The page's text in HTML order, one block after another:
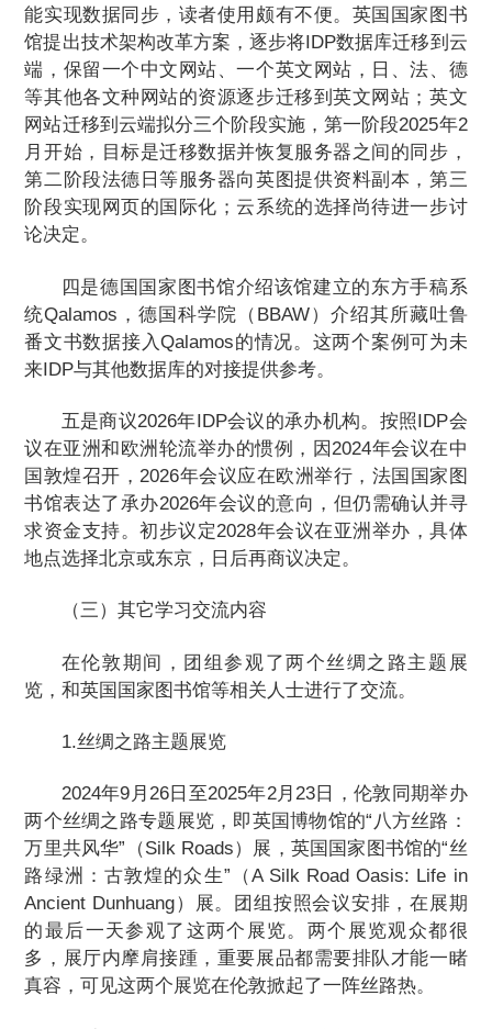
能实现数据同步，读者使用颇有不便。英国国家图书
馆提出技术架构改革方案，逐步将IDP数据库迁移到云
端，保留一个中文网站、一个英文网站，日、法、德
等其他各文种网站的资源逐步迁移到英文网站；英文
网站迁移到云端拟分三个阶段实施，第一阶段2025年2
月开始，目标是迁移数据并恢复服务器之间的同步，
第二阶段法德日等服务器向英图提供资料副本，第三
阶段实现网页的国际化；云系统的选择尚待进一步讨
论决定。
四是德国国家图书馆介绍该馆建立的东方手稿系
统Qalamos，德国科学院（BBAW）介绍其所藏吐鲁
番文书数据接入Qalamos的情况。这两个案例可为未
来IDP与其他数据库的对接提供参考。
五是商议2026年IDP会议的承办机构。按照IDP会
议在亚洲和欧洲轮流举办的惯例，因2024年会议在中
国敦煌召开，2026年会议应在欧洲举行，法国国家图
书馆表达了承办2026年会议的意向，但仍需确认并寻
求资金支持。初步议定2028年会议在亚洲举办，具体
地点选择北京或东京，日后再商议决定。
（三）其它学习交流内容
在伦敦期间，团组参观了两个丝绸之路主题展
览，和英国国家图书馆等相关人士进行了交流。
1.丝绸之路主题展览
2024年9月26日至2025年2月23日，伦敦同期举办
两个丝绸之路专题展览，即英国博物馆的“八方丝路：
万里共风华”（Silk Roads）展，英国国家图书馆的“丝
路绿洲：古敦煌的众生”（A Silk Road Oasis: Life in
Ancient Dunhuang）展。团组按照会议安排，在展期
的最后一天参观了这两个展览。两个展览观众都很
多，展厅内摩肩接踵，重要展品都需要排队才能一睹
真容，可见这两个展览在伦敦掀起了一阵丝路热。